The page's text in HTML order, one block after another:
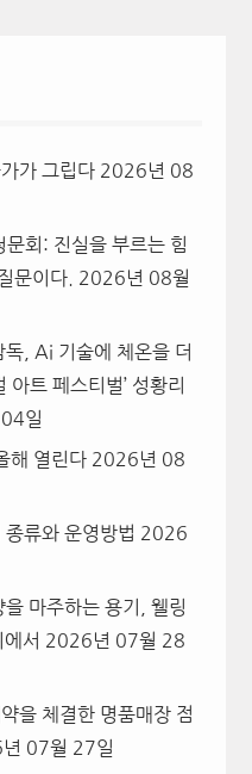
가 그립다 2026년 08
문회: 진실을 부르는 힘
문이다.
2026년 08월
독, Ai 기술에 체온을 더
트 페스티벌’ 성황리
일
해 열린다 2026년 08
종류와 운영방법 2026
마주하는 용기, 웰링
서 2026년 07월 28
을 체결한 명품매장 점
07월 27일